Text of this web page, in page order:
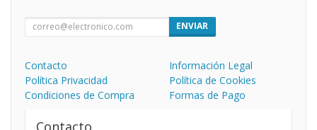
ENVIAR
Contacto
Información Legal
Política Privacidad
Política de Cookies
Condiciones de Compra
Formas de Pago
Contacto